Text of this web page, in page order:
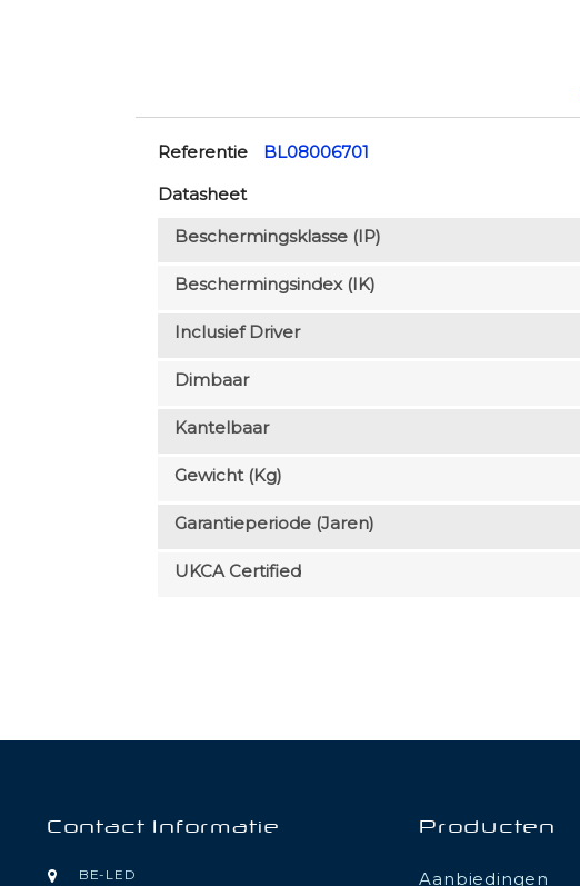
Referentie
BL08006701
Datasheet
Beschermingsklasse (IP)
Beschermingsindex (IK)
Inclusief Driver
Dimbaar
Kantelbaar
Gewicht (kg)
Garantieperiode (jaren)
UKCA Certified
Contact Informatie
BE-LED
Producten
Aanbiedingen